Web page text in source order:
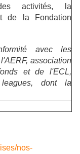
activités, la
de la Fondation
avec les
association
et de l'ECL,
dont la
nos-